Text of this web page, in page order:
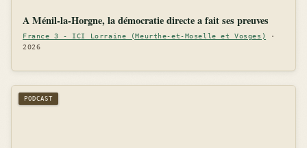
A Ménil-la-Horgne, la démocratie directe a fait ses preuves
France 3 - ICI Lorraine (Meurthe-et-Moselle et Vosges)
·
2026
PODCAST